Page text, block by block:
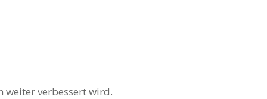
weiter verbessert wird.